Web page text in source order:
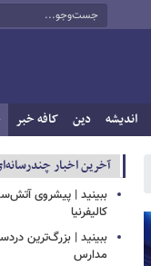
اندیشه دین کافه خبر
آخرین اخبار
ببینید | پیشروی
کالیفرنیا
ببینید | بزرگ‌ترین
مدارس